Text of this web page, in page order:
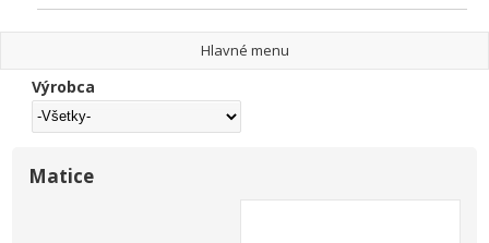
Hlavné menu
Výrobca
Matice